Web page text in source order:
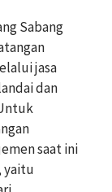
Sabang
jasa
dan
saat ini
yaitu